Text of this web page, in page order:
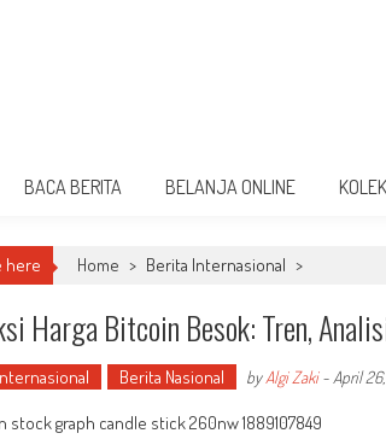
BACA BERITA BELANJA ONLINE
here Home > Berita Internasional >
Harga Bitcoin Besok: Tren,
Berita Nasional byAlgi Zaki- April